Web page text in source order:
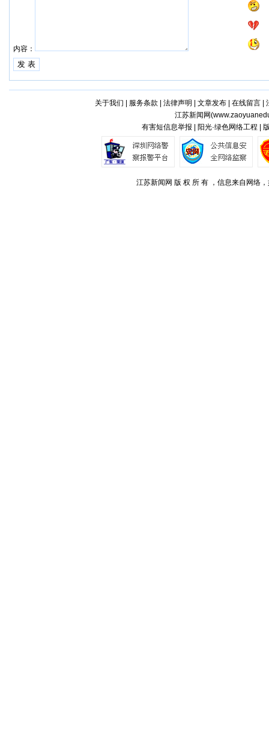
内容：
关于我们 服务条款 法律声明 文章发布| 在线留言|
江苏新闻网(
有害短信息举报 | 阳光·绿色网络工程 |
江苏新闻网 版 权 所 有 ，信息来自网络